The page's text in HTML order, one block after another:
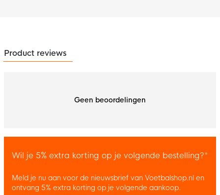
Product reviews
Geen beoordelingen
Wil je 5% extra korting op je volgende bestelling?*
Meld je nu aan voor de nieuwsbrief van Voetbalshop.nl en
ontvang 5% extra korting op je volgende aankoop.